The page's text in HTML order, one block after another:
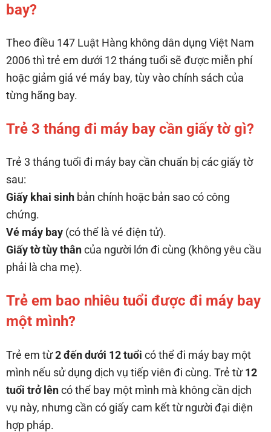
bay?
Theo điều 147 Luật Hàng không dân dụng Việt Nam
2006 thì trẻ em dưới 12 tháng tuổi sẽ được miễn phí
hoặc giảm giá vé máy bay, tùy vào chính sách của
từng hãng bay.
Trẻ 3 tháng đi máy bay cần giấy tờ gì?
Trẻ 3 tháng tuổi đi máy bay cần chuẩn bị các giấy tờ
sau:
Giấy khai sinh bản chính hoặc bản sao có công
chứng.
Vé máy bay (có thể là vé điện tử).
Giấy tờ tùy thâncủa người lớn đi cùng (không yêu cầu
phải là cha mẹ).
Trẻ em bao nhiêu tuổi được đi máy bay
một mình?
Trẻ em từ2 đến dưới 12 tuổi có thể đi máy bay một
mình nếu sử dụng dịch vụ tiếp viên đi cùng. Trẻ từ12
tuổi trở lêncó thể bay một mình mà không cần dịch
vụ này, nhưng cần có giấy cam kết từ người đại diện
hợp pháp.